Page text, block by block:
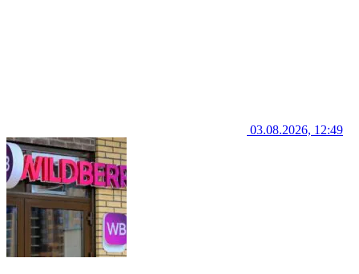
03.08.2026, 12:49